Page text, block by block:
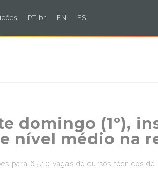
PT-br EN ES
domingo (1º),
nível médio na
para 6.510 vagas de cursos técnicos